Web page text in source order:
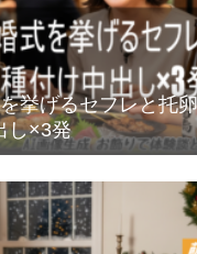
挙げるセフレと托
し×3発